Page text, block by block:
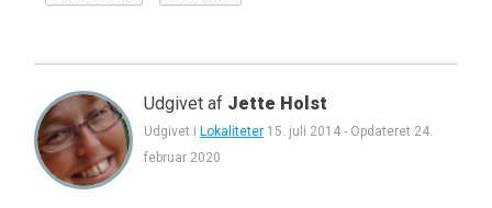
Udgivet af Jette Holst
Udgivet i Lokaliteter 15. juli 2014- Opdateret 24.
februar 2020